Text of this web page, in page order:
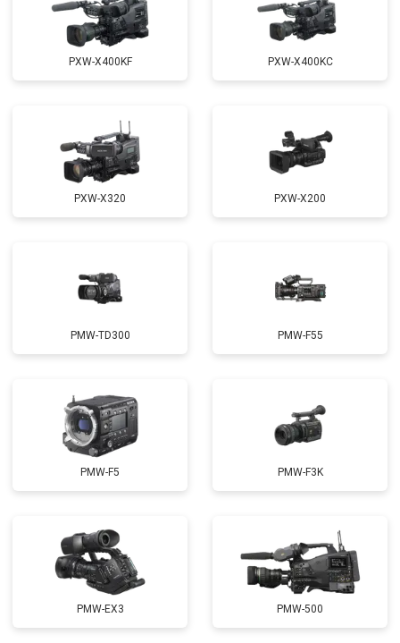
PXW-X400KF PXW-X400KC
PXW-X320 PXW-X200
PMW-TD300 PMW-F55
PMW-F5 PMW-F3K
PMW-EX3 PMW-500